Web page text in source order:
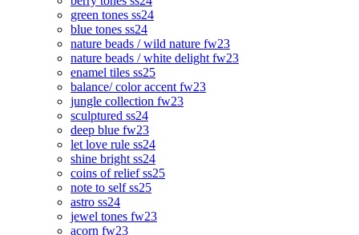
green tones ss24
blue tones ss24
nature beads / wild nature fw23
nature beads / white delight fw23
enamel tiles ss25
balance/ color accent fw23
jungle collection fw23
sculptured ss24
deep blue fw23
let love rule ss24
shine bright ss24
coins of relief ss25
note to self ss25
astro ss24
jewel tones fw23
acorn fw23